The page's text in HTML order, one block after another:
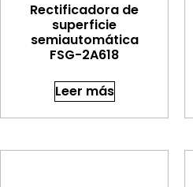
Rectificadora de
superficie
semiautomática
FSG-2A618
Leer más